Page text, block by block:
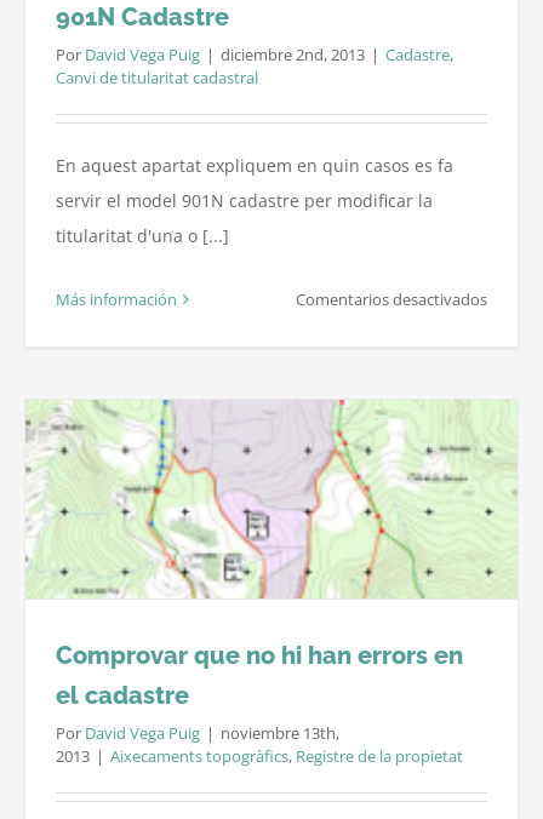
901N Cadastre
Por David Vega Puig | diciembre 2nd, 2013 | Cadastre,
Canvi de titularitat cadastral
En aquest apartat expliquem en quin casos es fa
servir el model 901N cadastre per modificar la
titularitat d'una o [...]
Más información Comentarios desactivadosen
la
Model
901N
Comprovar que no hi han errors en
el cadastre
Por David Vega Puig | noviembre 13th,
2013 | Aixecaments topogràfics, Registre de la propietat